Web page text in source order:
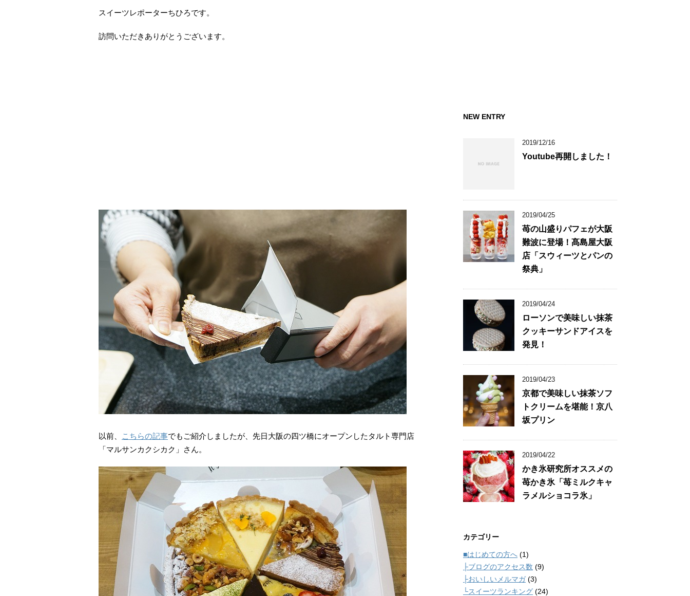
スイーツレポーターちひろです。
訪問いただきありがとうございます。
以前、 こちらの記事でもご紹介しましたが、先日大阪の四ツ橋にオープンしたタルト専門店
「マルサンカクシカク」さん。
NEW ENTRY
2019/12/16
Youtube再開しました！
2019/04/25
苺の山盛りパフェが大阪
難波に登場！髙島屋大阪
店「スウィーツとパンの
祭典」
2019/04/24
ローソンで美味しい抹茶
クッキーサンドアイスを
発見！
2019/04/23
京都で美味しい抹茶ソフ
トクリームを堪能！京八
坂プリン
2019/04/22
かき氷研究所オススメの
苺かき氷「苺ミルクキャ
ラメルショコラ氷」
カテゴリー
■はじめての方へ (1)
├ブログのアクセス数 (9)
├おいしいメルマガ(3)
└スイーツランキング (24)